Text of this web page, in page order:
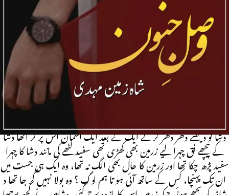
Mehdi
After Marriage | AGE difference | Complete Novel
|Romantic Novel
بب۔۔۔ بھا۔۔۔ کی دشا کے گلے سے پھنسی پھنسی آواز نکلی تھی وہ
ابھی آئی تھی منسا کو ڈھونڈتے جب وہ اسے کہی نظر نہ آئی تو دشا اس کے
پچھے آئی تھی مگر سامنے موجود بھائی کو دیکھتے اس کا حلق خشک ہو گیا
آنکھیں حیرت سے بڑی ہوئیں جبکہ دشا کی آواز پر دمیر چونکا اور پھر پلٹا تو
دشا کو دیکھتے دھر دھر کرتے ایک کے بعد ایک آسمان اس پر گر اتھا دشا
کے پیچھے فق چہرا لیے زرمین بھی کھڑی تھی سفید لٹھے کی مانند دشا کا چہرا
سفید پڑھ چکا تھا اور زرمین کا حال بھی الگ نہ تھا، وہ ایک ہی جست میں
ان تک پہنچا، کس کے ساتھ آئی ہو تا ہم لوگ ؟ وہ بولا نہیں گر جا تھا د